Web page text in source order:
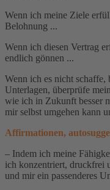
Wenn ich meine Ziele
Belohnung ...
Wenn ich diesen Vertrag
endlich gönnen ...
Wenn ich es nicht
Unterlagen, überprüfe
wie ich in Zukunft besser
mir selbst umgehen kann
Affirmationen,
– Indem ich meine
ich konzentriert, druckfrei
und mir ein passenderes